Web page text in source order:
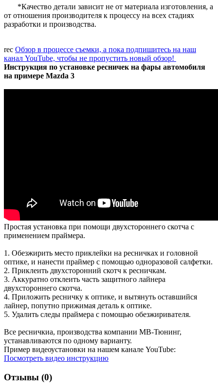
*Качество детали зависит не от материала изготовления, а
от отношения производителя к процессу на всех стадиях
разработки и производства.
rec Обзор в процессе съемки, а пока подпишитесь на наш
канал YouTube, чтобы не пропустить новый обзор!
Инструкция по установке ресничек на фары автомобиля
на примере Mazda 3
Простая установка при помощи двухстороннего скотча с
применением праймера.
1. Обезжирить место приклейки на ресничках и головной
оптике, и нанести праймер с помощью одноразовой салфетки.
2. Приклеить двухсторонний скотч к ресничкам.
3. Аккуратно отклеить часть защитного лайнера
двухстороннего скотча.
4. Приложить ресничку к оптике, и вытянуть оставшийся
лайнер, попутно прижимая деталь к оптике.
5. Удалить следы праймера с помощью обезжиривателя.
Все ресничкиа, производства компании МВ-Тюнинг,
устанавливаются по одному варианту.
Пример видеоустановки на нашем канале YouTube:
Посмотреть видео инструкцию
Отзывы (0)